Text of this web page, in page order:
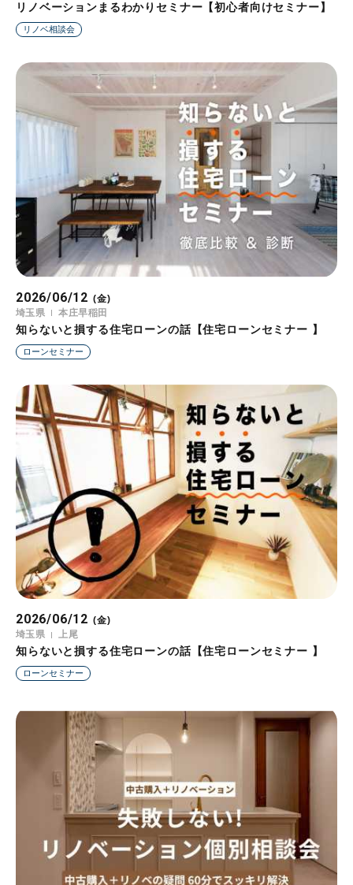
リノベーションまるわかりセミナー【初心者向けセミナー】
リノベ相談会
2026/06/12 (金)
埼玉県
本庄早稲田
知らないと損する住宅ローンの話【住宅ローンセミナー 】
ローンセミナー
2026/06/12 (金)
埼玉県
上尾
知らないと損する住宅ローンの話【住宅ローンセミナー 】
ローンセミナー